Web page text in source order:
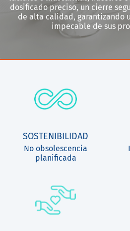
dosificado preciso, un cierre
de alta calidad, garantizando
impecable de sus
SOSTENIBILIDAD
No obsolescencia
planificada